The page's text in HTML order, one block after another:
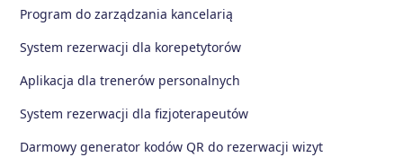
Program do zarządzania kancelarią
System rezerwacji dla korepetytorów
Aplikacja dla trenerów personalnych
System rezerwacji dla fizjoterapeutów
Darmowy generator kodów QR do rezerwacji wizyt